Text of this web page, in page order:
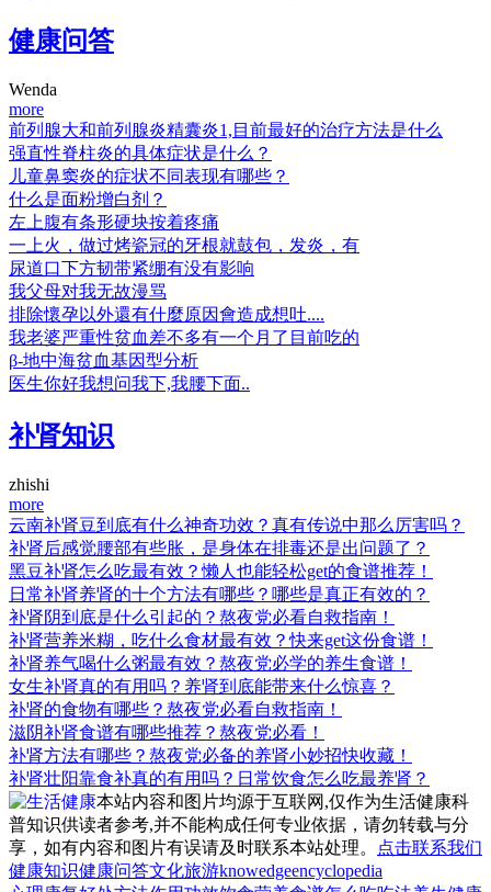
健康问答
Wenda
more
前列腺大和前列腺炎精囊炎1,目前最好的治疗方法是什么
强直性脊柱炎的具体症状是什么？
儿童鼻窦炎的症状不同表现有哪些？
什么是面粉增白剂？
左上腹有条形硬块按着疼痛
一上火，做过烤瓷冠的牙根就鼓包，发炎，有
尿道口下方韧带紧绷有没有影响
我父母对我无故漫骂
排除懷孕以外還有什麼原因會造成想吐....
我老婆严重性贫血差不多有一个月了目前吃的
β-地中海贫血基因型分析
医生你好我想问我下,我腰下面..
补肾知识
zhishi
more
云南补肾豆到底有什么神奇功效？真有传说中那么厉害吗？
补肾后感觉腰部有些胀，是身体在排毒还是出问题了？
黑豆补肾怎么吃最有效？懒人也能轻松get的食谱推荐！
日常补肾养肾的十个方法有哪些？哪些是真正有效的？
补肾阴到底是什么引起的？熬夜党必看自救指南！
补肾营养米糊，吃什么食材最有效？快来get这份食谱！
补肾养气喝什么粥最有效？熬夜党必学的养生食谱！
女生补肾真的有用吗？养肾到底能带来什么惊喜？
补肾的食物有哪些？熬夜党必看自救指南！
滋阴补肾食谱有哪些推荐？熬夜党必看！
补肾方法有哪些？熬夜党必备的养肾小妙招快收藏！
补肾壮阳靠食补真的有用吗？日常饮食怎么吃最养肾？
本站内容和图片均源于互联网,仅作为生活健康科
普知识供读者参考,并不能构成任何专业依据，请勿转载与分
享，如有内容和图片有误请及时联系本站处理。
点击联系我们
健康知识健康问答文化旅游knowedgeencyclopedia